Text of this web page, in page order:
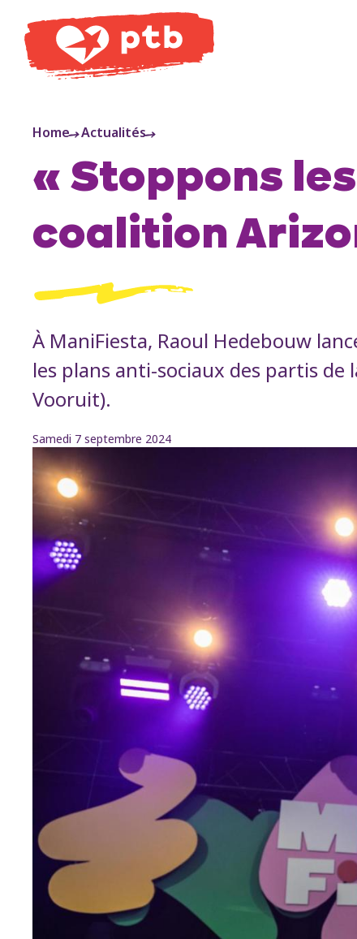
Home Actualités
« Stoppons
coalition
À ManiFiesta, Raoul Hedebouw
les plans anti-sociaux des partis de
Vooruit).
Samedi 7 septembre 2024